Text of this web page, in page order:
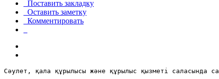
Поставить закладку
Оставить заметку
Комментировать
Сәулет, қала құрылысы және құрылыс қызметі саласында